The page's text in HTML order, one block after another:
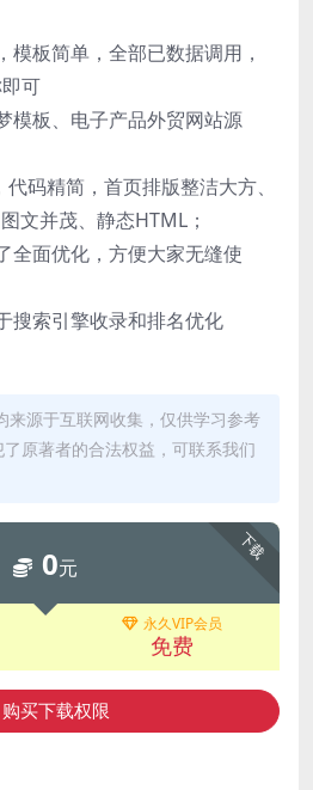
模板简单，全部已数据调用，
可
模板、电子产品外贸网站源
码精简，首页排版整洁大方、
文并茂、静态HTML；
全面优化，方便大家无缝使
搜索引擎收录和排名优化
来源于互联网收集，仅供学习参考
原著者的合法权益，可联系我们
下载
0元
永久VIP会员
免费
购买下载权限